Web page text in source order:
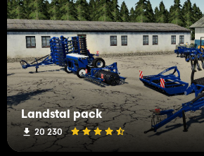
Landstal pack
20 230